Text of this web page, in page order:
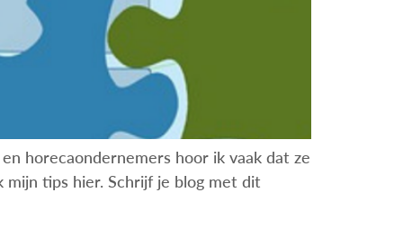
horecaondernemers hoor ik vaak dat ze
tips hier. Schrijf je blog met dit